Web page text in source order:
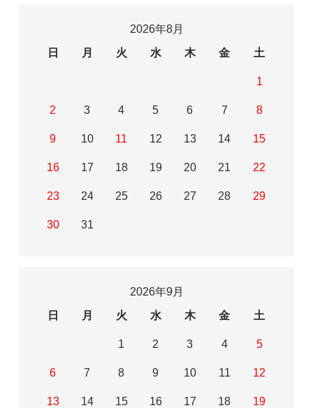
2026年8月
日
月 火 水 木 金 土
1
2 3 4 5 6 7 8
9 10 11 12 13 14 15
16 17 18 19 20 21 22
23 24 25 26 27 28 29
30 31
2026年9月
日
月 火 水 木 金 土
1 2 3 4 5
6 7 8 9 10 11 12
13 14 15 16 17 18 19